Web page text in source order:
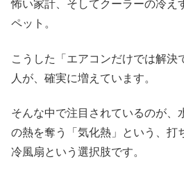
怖い家計、そしてクーラーの冷え
ペット。
こうした「エアコンだけでは解決
人が、確実に増えています。
そんな中で注目されているのが、
の熱を奪う「気化熱」という、打
冷風扇という選択肢です。